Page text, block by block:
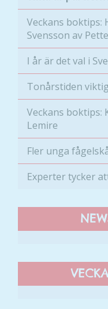
Veckans boktips:
Svensson av
I år är det val i
Tonårstiden
Veckans boktips:
Lemire
Fler unga
Experter tycker